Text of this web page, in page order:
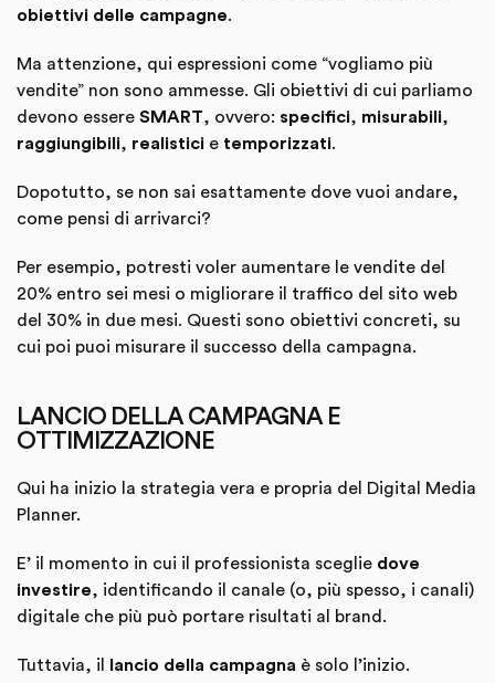
obiettivi delle campagne.
Ma attenzione, qui espressioni come “vogliamo più
vendite” non sono ammesse. Gli obiettivi di cui parliamo
devono essere SMART, ovvero: specifici, misurabili,
raggiungibili, realistici e temporizzati.
Dopotutto, se non sai esattamente dove vuoi andare,
come pensi di arrivarci?
Per esempio, potresti voler aumentare le vendite del
20% entro sei mesi o migliorare il traffico del sito web
del 30% in due mesi. Questi sono obiettivi concreti, su
cui poi puoi misurare il successo della campagna.
LANCIO DELLA CAMPAGNA E
OTTIMIZZAZIONE
Qui ha inizio la strategia vera e propria del Digital Media
Planner.
E’ il momento in cui il professionista sceglie dove
investire, identificando il canale (o, più spesso, i canali)
digitale che più può portare risultati al brand.
Tuttavia, il lancio della campagna è solo l’inizio.